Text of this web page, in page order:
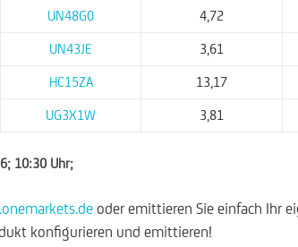
UN48G0 4,72
UN43JE 3,61
HC15ZA 13,17
UG3X1W 3,81
10:30 Uhr;
oder emittieren Sie einfach Ihr
konfigurieren und emittieren!